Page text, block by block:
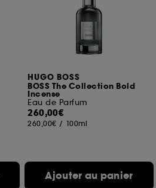
HUGO BOSS
BOSS The Collection Bold
Incense
Eau de Parfum
260,00€
260,00€ / 100ml
Ajouter au panier